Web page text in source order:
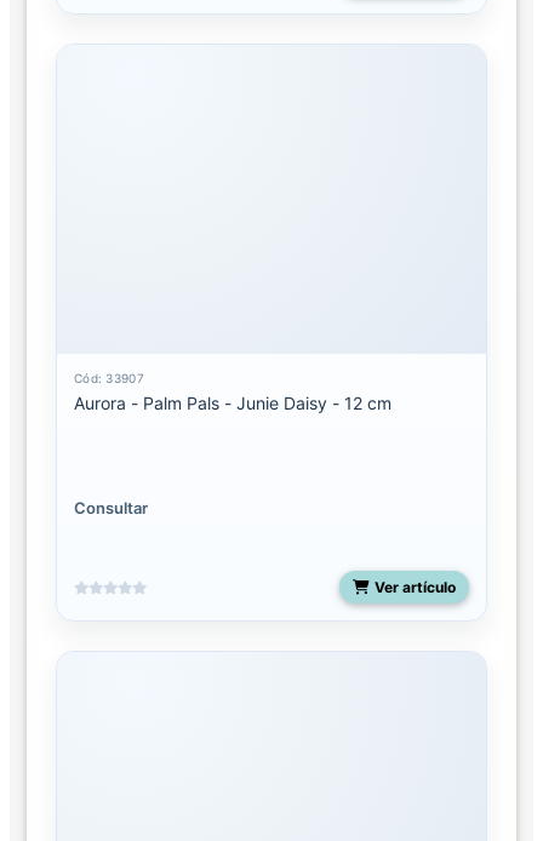
Cód: 33907
Aurora - Palm Pals - Junie Daisy - 12 cm
Consultar
Ver artículo